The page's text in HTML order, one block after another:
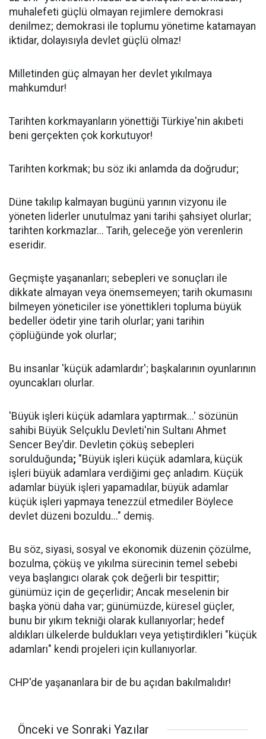
muhalefeti güçlü olmayan rejimlere demokrasi
denilmez; demokrasi ile toplumu yönetime katamayan
iktidar, dolayısıyla devlet güçlü olmaz!
Milletinden güç almayan her devlet yıkılmaya
mahkumdur!
Tarihten korkmayanların yönettiği Türkiye'nin akıbeti
beni gerçekten çok korkutuyor!
Tarihten korkmak; bu söz iki anlamda da doğrudur;
Düne takılıp kalmayan bugünü yarının vizyonu ile
yöneten liderler unutulmaz yani tarihi şahsiyet olurlar;
tarihten korkmazlar... Tarih, geleceğe yön verenlerin
eseridir.
Geçmişte yaşananları; sebepleri ve sonuçları ile
dikkate almayan veya önemsemeyen; tarih okumasını
bilmeyen yöneticiler ise yönettikleri topluma büyük
bedeller ödetir yine tarih olurlar; yani tarihin
çöplüğünde yok olurlar;
Bu insanlar 'küçük adamlardır'; başkalarının oyunlarının
oyuncakları olurlar.
'Büyük işleri küçük adamlara yaptırmak...' sözünün
sahibi Büyük Selçuklu Devleti'nin Sultanı Ahmet
Sencer Bey'dir. Devletin çöküş sebepleri
sorulduğunda; "Büyük işleri küçük adamlara, küçük
işleri büyük adamlara verdiğimi geç anladım. Küçük
adamlar büyük işleri yapamadılar, büyük adamlar
küçük işleri yapmaya tenezzül etmediler Böylece
devlet düzeni bozuldu..." demiş.
Bu söz, siyasi, sosyal ve ekonomik düzenin çözülme,
bozulma, çöküş ve yıkılma sürecinin temel sebebi
veya başlangıcı olarak çok değerli bir tespittir;
günümüz için de geçerlidir; Ancak meselenin bir
başka yönü daha var; günümüzde, küresel güçler,
bunu bir yıkım tekniği olarak kullanıyorlar; hedef
aldıkları ülkelerde buldukları veya yetiştirdikleri "küçük
adamları" kendi projeleri için kullanıyorlar.
CHP'de yaşananlara bir de bu açıdan bakılmalıdır!
Önceki ve Sonraki Yazılar